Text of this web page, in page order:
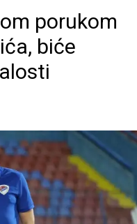
porukom
biće